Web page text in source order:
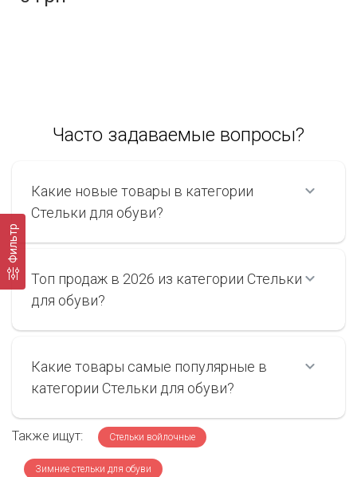
Фильтр
Часто задаваемые вопросы?
Какие новые товары в категории
Стельки для обуви?
Топ продаж в 2026 из категории Стельки
для обуви?
Какие товары самые популярные в
категории Стельки для обуви?
Также ищут: Стельки войлочные
Зимние стельки для обуви